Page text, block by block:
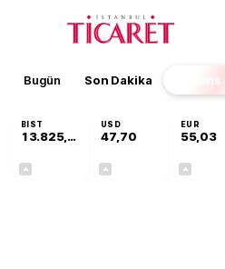
Bugün Son Dakika Finans
BIST
13.825,88
USD
47,70
EUR
55,03